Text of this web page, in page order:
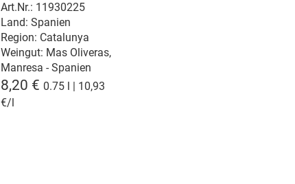
Art.Nr.: 11930225
Weingut: Mas Oliveras,
Manresa - Spanien
Land: Spanien
Region: Catalunya
8,20 € 0.75 l | 10,93
€/l